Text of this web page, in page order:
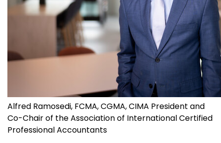
Alfred Ramosedi, FCMA, CGMA, CIMA President and
Co-Chair of the Association of International Certified
Professional Accountants